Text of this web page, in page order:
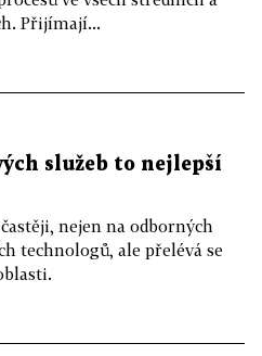
Přijímají...
služeb to nejlepší
nejen na odborných
technologů, ale přelévá se